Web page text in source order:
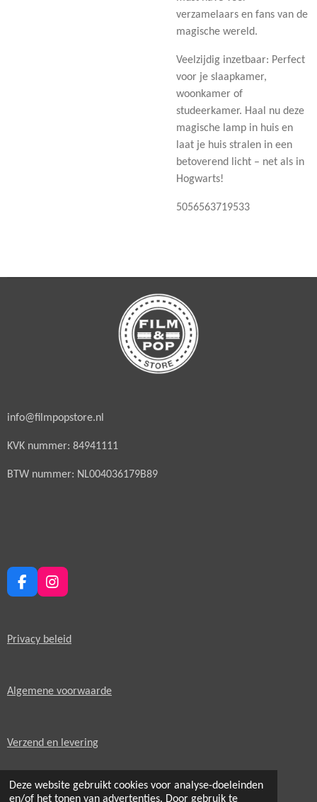
Deze website gebruikt cookies voor analyse-doeleinden
en/of het tonen van advertenties. Door gebruik te
verzamelaars en fans van de
magische wereld.
Veelzijdig inzetbaar: Perfect
voor je slaapkamer,
woonkamer of
studeerkamer. Haal nu deze
magische lamp in huis en
laat je huis stralen in een
betoverend licht – net als in
Hogwarts!
5056563719533
info@filmpopstore.nl
KVK nummer: 84941111
BTW nummer: NL004036179B89
F
a
b
I
n
a
m
Privacy beleid
Algemene voorwaarde
Verzend en levering
GPSR informatie .